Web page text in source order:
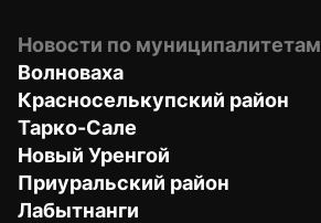
Новости по муниципалитетам
Волноваха
Красноселькупский район
Тарко-Сале
Новый Уренгой
Приуральский район
Лабытнанги